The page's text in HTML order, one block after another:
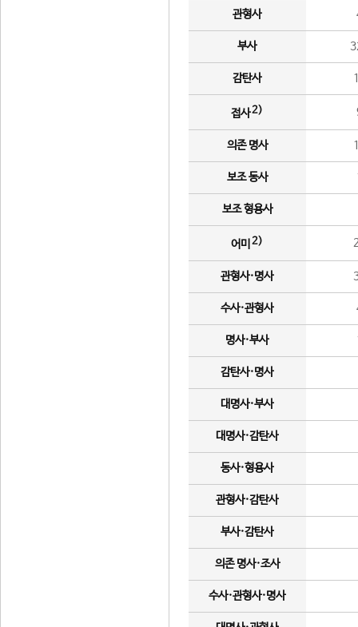
관형사
부사
감탄사
접사2)
의존 명사
보조 동사
보조 형용사
어미 2)
관형사·명사
수사·관형사
명사·부사
감탄사·명사
대명사·부사
대명사·감탄사
동사·형용사
관형사·감탄사
부사·감탄사
의존 명사·조사
수사·관형사·명사